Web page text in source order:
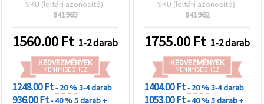
SKU (leltári azonosító):
841963
1560.00 Ft 1-2 darab
KEDVEZMÉNYEK
MENNYISÉGHEZ
1248.00 Ft- 20 %3-4 darab
936.00 Ft- 40 %5 darab +
SKU (leltári azonosító):
841962
1755.00 Ft 1-2 darab
KEDVEZMÉNYEK
MENNYISÉGHEZ
1404.00 Ft- 20 %3-4 darab
1053.00 Ft- 40 %5 darab +